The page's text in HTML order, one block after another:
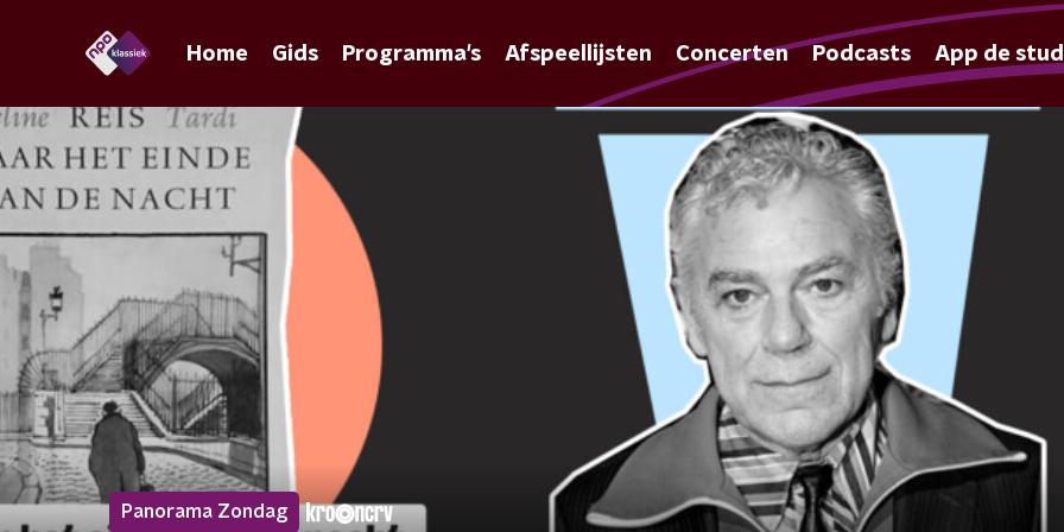
Home Gids Programma's Afspeellijsten Concerten Podcasts App de
Panorama Zondag